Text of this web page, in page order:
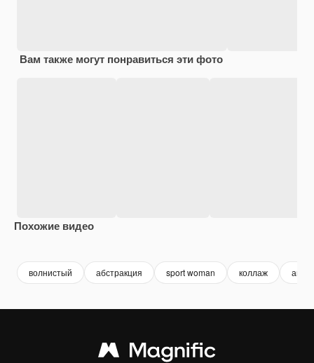
Вам также могут понравиться эти фото
Похожие видео
волнистый абстракция sport woman коллаж